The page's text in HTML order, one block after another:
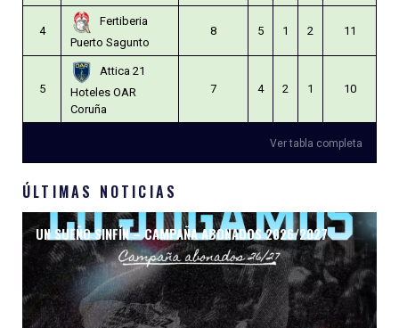
4
Fertiberia
Puerto Sagunto
8 5 1 2 11
5
Attica 21
Hoteles OAR
Coruña
7 4 2 1 10
Ver tabla completa
ÚLTIMAS NOTICIAS
UN SUEÑO SINFÍN – CAMPAÑA ABONADOS 2026/2027